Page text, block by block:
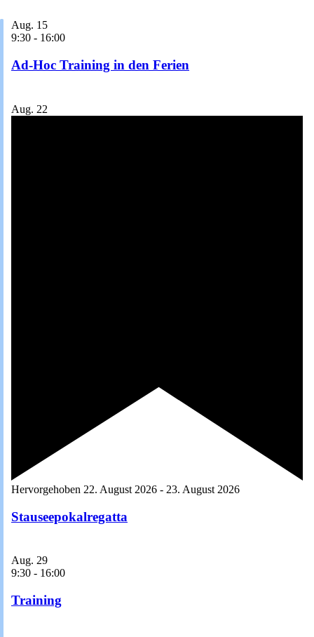
Aug. 15
9:30 - 16:00
Ad-Hoc Training in den Ferien
Aug. 22
Hervorgehoben 22. August 2026 - 23. August 2026
Stauseepokalregatta
Aug. 29
9:30 - 16:00
Training